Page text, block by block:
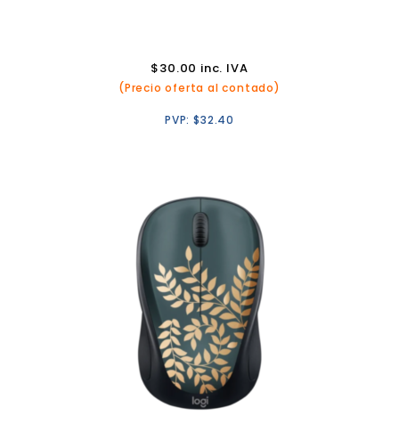
$30.00 inc. IVA
(Precio oferta al contado)
PVP:$32.40